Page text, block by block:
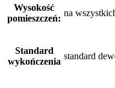
Wysokość
pomieszczeń:
na
Standard
wykończenia
standard